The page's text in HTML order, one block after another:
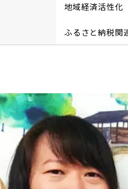
地域経済活性化
ふるさと納税関